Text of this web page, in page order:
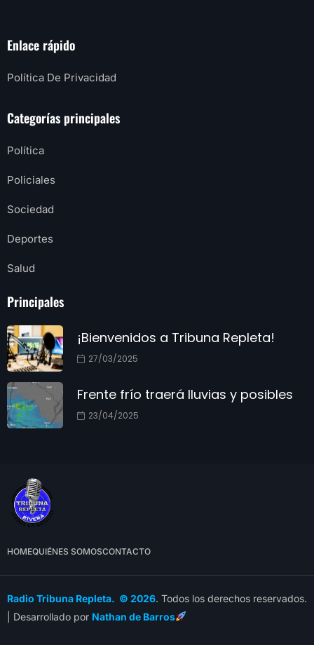
Enlace rápido
Política De Privacidad
Categorías principales
Política
Policiales
Sociedad
Deportes
Salud
Principales
¡Bienvenidos a Tribuna Repleta!
27/03/2025
Frente frío traerá lluvias y posibles
23/04/2025
HOMEQUIÉNES SOMOSCONTACTO
Radio Tribuna Repleta. © 2026. Todos los derechos reservados.
| Desarrollado por Nathan de Barros